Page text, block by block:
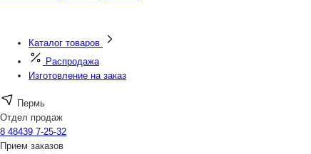
Каталог товаров
Распродажа
Изготовление на заказ
Пермь
Отдел продаж
8 48439 7-25-32
Прием заказов